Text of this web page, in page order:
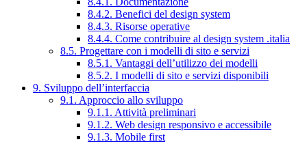
8.4.2. Benefici del design system
8.4.3. Risorse operative
8.4.4. Come contribuire al design system .italia
8.5. Progettare con i modelli di sito e servizi
8.5.1. Vantaggi dell’utilizzo dei modelli
8.5.2. I modelli di sito e servizi disponibili
9. Sviluppo dell’interfaccia
9.1. Approccio allo sviluppo
9.1.1. Attività preliminari
9.1.2. Web design responsivo e accessibile
9.1.3. Mobile first